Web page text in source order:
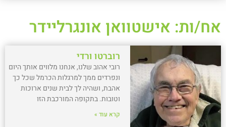
אח/ות: אישטוואן אונגרליידר
רוברטו ורדי
רובי אהוב שלנו, אנחנו מלווים אותך היום
ונפרדים ממך למרגלות הכרמל שכל כך
אהבת, ושהיה לך לבית שנים ארוכות
וטובות. בתקופה המורכבת הזו
קרא עוד »